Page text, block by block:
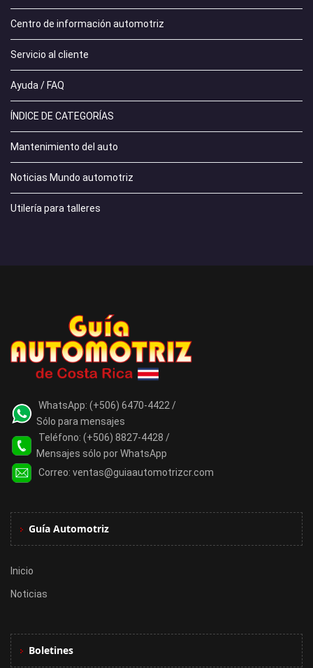
Centro de información automotriz
Servicio al cliente
Ayuda / FAQ
ÍNDICE DE CATEGORÍAS
Mantenimiento del auto
Noticias Mundo automotriz
Utilería para talleres
WhatsApp: (+506) 6470-4422 /
Sólo para mensajes
Teléfono: (+506) 8827-4428 /
Mensajes sólo por WhatsApp
Correo: ventas@guiaautomotrizcr.com
Guía Automotriz
Inicio
Noticias
Boletines